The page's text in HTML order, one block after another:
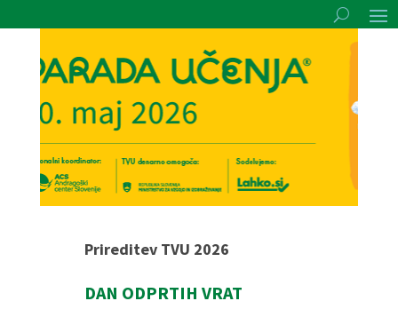
Prireditev TVU 2026
DAN ODPRTIH VRAT